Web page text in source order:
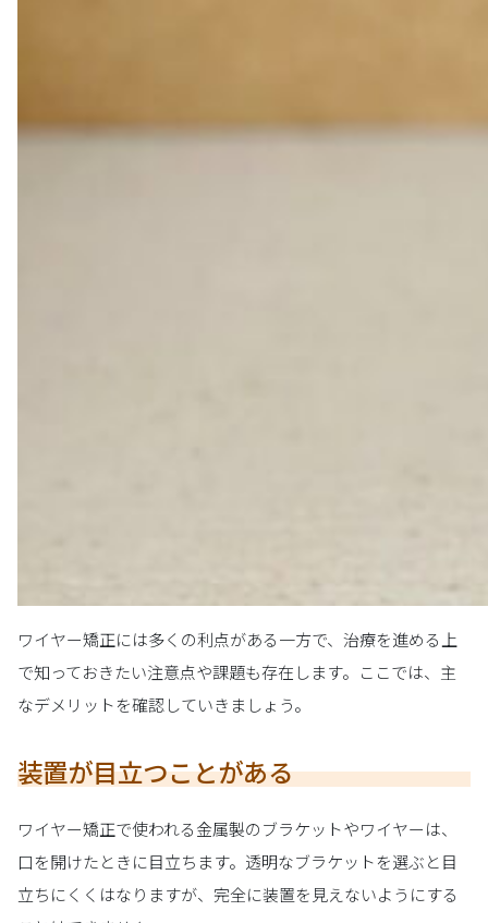
ワイヤー矯正には多くの利点がある一方で、治療を進める上
で知っておきたい注意点や課題も存在します。ここでは、主
なデメリットを確認していきましょう。
装置が目立つことがある
ワイヤー矯正で使われる金属製のブラケットやワイヤーは、
口を開けたときに目立ちます。透明なブラケットを選ぶと目
立ちにくくはなりますが、完全に装置を見えないようにする